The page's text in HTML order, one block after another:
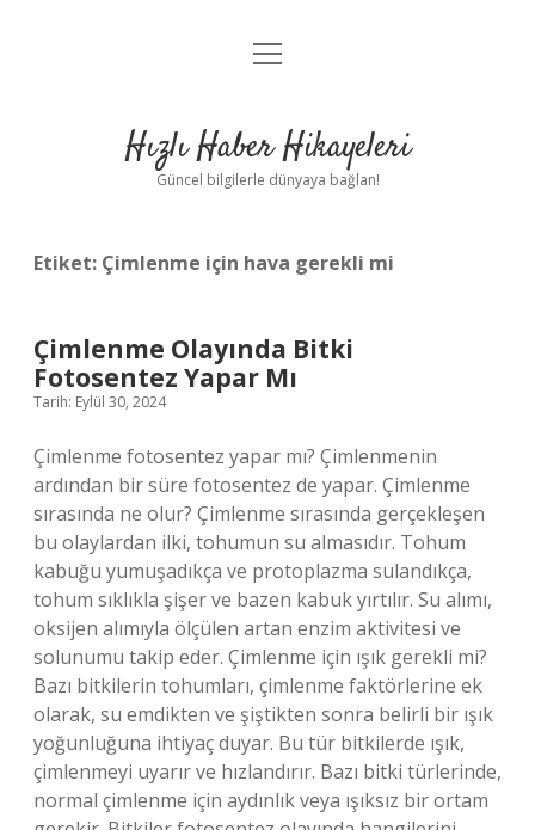
Anasayfa
Yasal Uyarı
menüyü
Hızlı Haber Hikayeleri
Güncel bilgilerle dünyaya bağlan!
Etiket: Çimlenme için hava gerekli mi
Çimlenme Olayında Bitki
Fotosentez Yapar Mı
Tarih: Eylül 30, 2024
Çimlenme fotosentez yapar mı? Çimlenmenin
ardından bir süre fotosentez de yapar. Çimlenme
sırasında ne olur? Çimlenme sırasında gerçekleşen
bu olaylardan ilki, tohumun su almasıdır. Tohum
kabuğu yumuşadıkça ve protoplazma sulandıkça,
tohum sıklıkla şişer ve bazen kabuk yırtılır. Su alımı,
oksijen alımıyla ölçülen artan enzim aktivitesi ve
solunumu takip eder. Çimlenme için ışık gerekli mi?
Bazı bitkilerin tohumları, çimlenme faktörlerine ek
olarak, su emdikten ve şiştikten sonra belirli bir ışık
yoğunluğuna ihtiyaç duyar. Bu tür bitkilerde ışık,
çimlenmeyi uyarır ve hızlandırır. Bazı bitki türlerinde,
normal çimlenme için aydınlık veya ışıksız bir ortam